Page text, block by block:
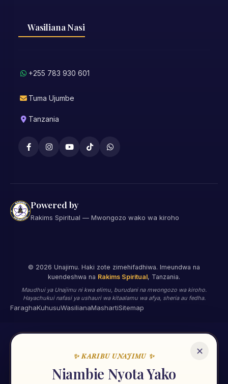
Wasiliana Nasi
+255 783 930 601
Tuma Ujumbe
Tanzania
Powered by
Rakims Spiritual — Mwongozo wako wa kiroho
© 2026 Unajimu. Haki zote zimehifadhiwa. Imeundwa na
kuendeshwa na Rakims Spiritual, Tanzania.
Maudhui ya Unajimu ni kwa elimu, burudani na mwongozo wa kiroho.
Hayachukui nafasi ya ushauri wa kitaalamu wa afya, sheria au fedha.
FaraghaKuhusuWasilianaMashartiSitemap
✕
✨ KARIBU UNAJIMU ✨
Niambie Nyota Yako
🌟